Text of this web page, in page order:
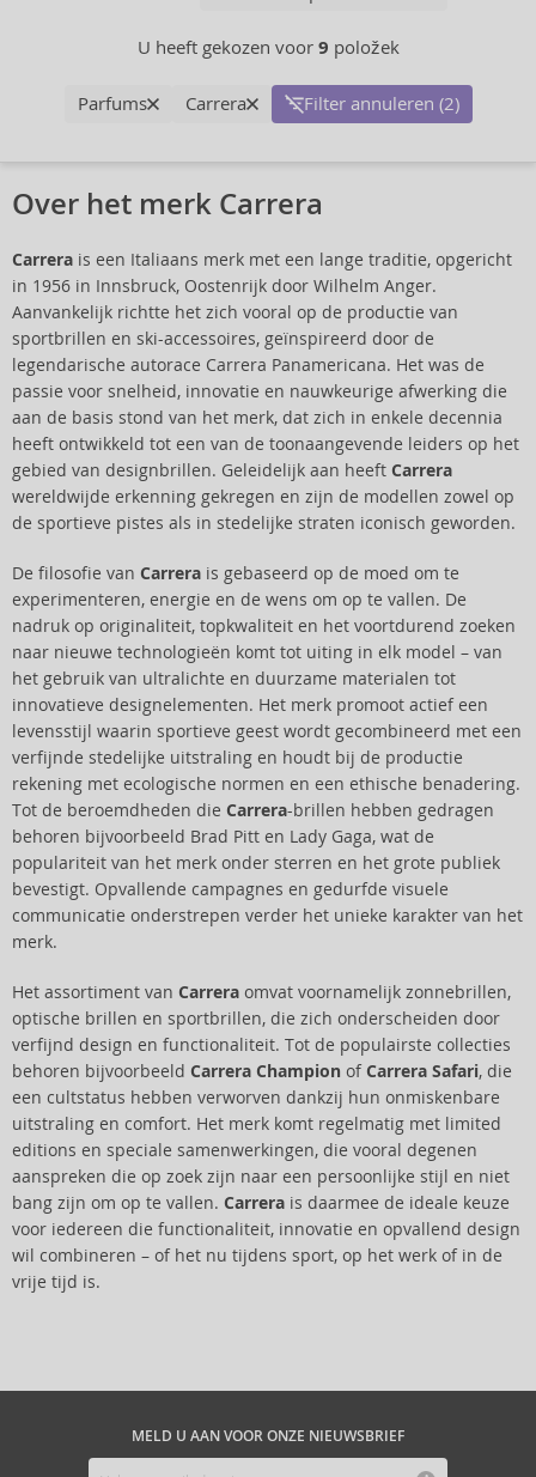
U heeft gekozen voor 9 položek
Parfums Carrera Filter annuleren (2)
Over het merk Carrera
Carrera is een Italiaans merk met een lange traditie, opgericht
in 1956 in Innsbruck, Oostenrijk door Wilhelm Anger.
Aanvankelijk richtte het zich vooral op de productie van
sportbrillen en ski-accessoires, geïnspireerd door de
legendarische autorace Carrera Panamericana. Het was de
passie voor snelheid, innovatie en nauwkeurige afwerking die
aan de basis stond van het merk, dat zich in enkele decennia
heeft ontwikkeld tot een van de toonaangevende leiders op het
gebied van designbrillen. Geleidelijk aan heeft Carrera
wereldwijde erkenning gekregen en zijn de modellen zowel op
de sportieve pistes als in stedelijke straten iconisch geworden.
De filosofie van Carrera is gebaseerd op de moed om te
experimenteren, energie en de wens om op te vallen. De
nadruk op originaliteit, topkwaliteit en het voortdurend zoeken
naar nieuwe technologieën komt tot uiting in elk model – van
het gebruik van ultralichte en duurzame materialen tot
innovatieve designelementen. Het merk promoot actief een
levensstijl waarin sportieve geest wordt gecombineerd met een
verfijnde stedelijke uitstraling en houdt bij de productie
rekening met ecologische normen en een ethische benadering.
Tot de beroemdheden die Carrera-brillen hebben gedragen
behoren bijvoorbeeld Brad Pitt en Lady Gaga, wat de
populariteit van het merk onder sterren en het grote publiek
bevestigt. Opvallende campagnes en gedurfde visuele
communicatie onderstrepen verder het unieke karakter van het
merk.
Het assortiment van Carrera omvat voornamelijk zonnebrillen,
optische brillen en sportbrillen, die zich onderscheiden door
verfijnd design en functionaliteit. Tot de populairste collecties
behoren bijvoorbeeld Carrera Champion ofCarrera Safari, die
een cultstatus hebben verworven dankzij hun onmiskenbare
uitstraling en comfort. Het merk komt regelmatig met limited
editions en speciale samenwerkingen, die vooral degenen
aanspreken die op zoek zijn naar een persoonlijke stijl en niet
bang zijn om op te vallen. Carrera is daarmee de ideale keuze
voor iedereen die functionaliteit, innovatie en opvallend design
wil combineren – of het nu tijdens sport, op het werk of in de
vrije tijd is.
MELD U AAN VOOR ONZE NIEUWSBRIEF